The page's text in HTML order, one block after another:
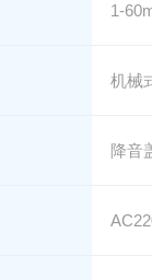
1-
机械
降音